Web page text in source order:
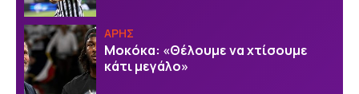
ΑΡΗΣ
Μοκόκα: «Θέλουμε να χτίσουμε
κάτι μεγάλο»